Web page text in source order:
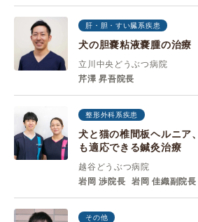
肝・胆・すい臓系疾患
犬の胆嚢粘液嚢腫の治療
立川中央どうぶつ病院
芹澤 昇吾院長
整形外科系疾患
犬と猫の椎間板ヘルニア
も適応できる鍼灸治療
越谷どうぶつ病院
岩岡 渉院長
岩岡 佳織副院長
その他